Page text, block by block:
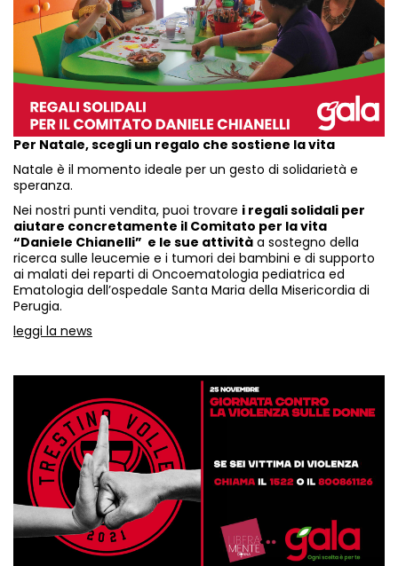
Per Natale, scegli un regalo che sostiene la vita
Natale è il momento ideale per un gesto di solidarietà e
speranza.
Nei nostri punti vendita, puoi trovare i regali solidali per
aiutare concretamente il Comitato per la vita
“Daniele Chianelli” e le sue attività a sostegno della
ricerca sulle leucemie e i tumori dei bambini e di supporto
ai malati dei reparti di Oncoematologia pediatrica ed
Ematologia dell’ospedale Santa Maria della Misericordia di
Perugia.
leggi la news